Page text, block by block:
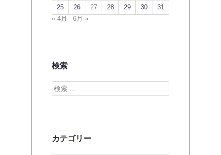
25
26 27 28 29 30
31
« 4月
6月 »
検索
検
索
カテゴリー